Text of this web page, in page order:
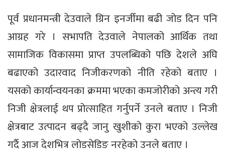
पूर्व प्रधानमन्त्री देउवाले ग्रिन इनर्जीमा बढी जोड दिन पनि
आग्रह गरे । सभापति देउवाले नेपालको आर्थिक तथा
सामाजिक विकासमा प्राप्त उपलब्धिको पछि देशले अघि
बढाएको उदारवाद निजीकरणको नीति रहेको बताए ।
यसको कार्यान्वयनका क्रममा भएका कमजोरीको अन्त्य गरी
निजी क्षेत्रलाई थप प्रोत्साहित गर्नुपर्ने उनले बताए । निजी
क्षेत्रबाट उत्पादन बढ्दै जानु खुशीको कुरा भएको उल्लेख
गर्दै आज देशभित्र लोडसेडिङ नरहेको उनले बताए ।